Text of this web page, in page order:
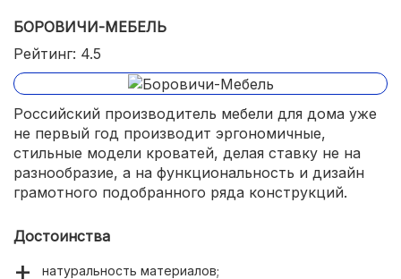
БОРОВИЧИ-МЕБЕЛЬ
Рейтинг: 4.5
Российский производитель мебели для дома уже
не первый год производит эргономичные,
стильные модели кроватей, делая ставку не на
разнообразие, а на функциональность и дизайн
грамотного подобранного ряда конструкций.
Достоинства
натуральность материалов;